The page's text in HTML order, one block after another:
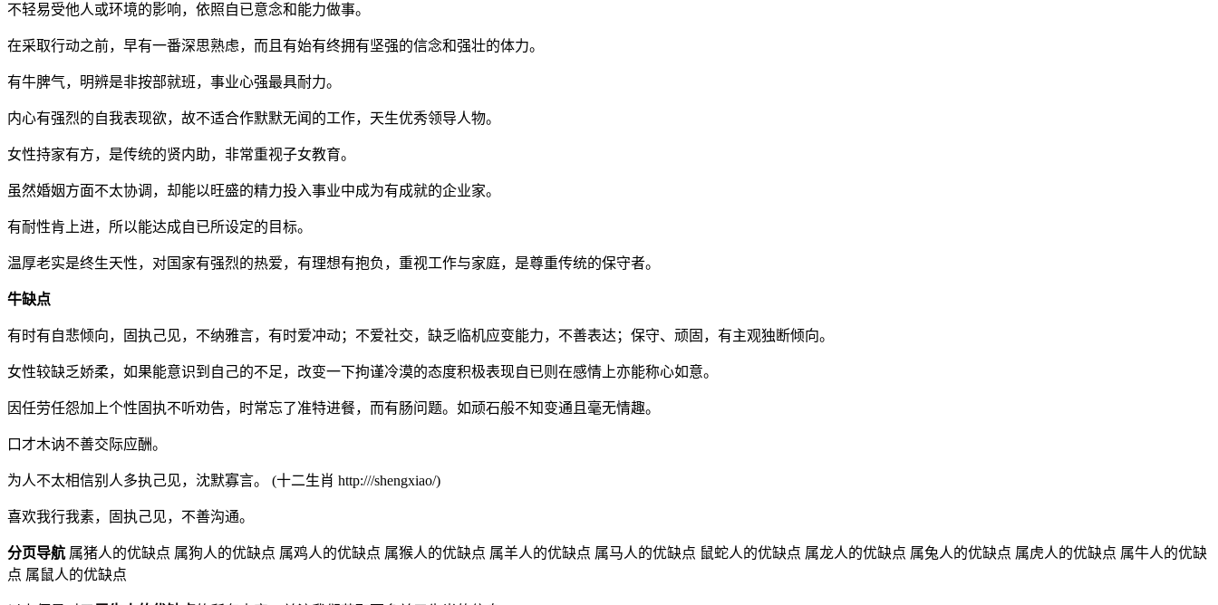
不轻易受他人或环境的影响，依照自已意念和能力做事。
在采取行动之前，早有一番深思熟虑，而且有始有终拥有坚强的信念和强壮的体力。
有牛脾气，明辨是非按部就班，事业心强最具耐力。
内心有强烈的自我表现欲，故不适合作默默无闻的工作，天生优秀领导人物。
女性持家有方，是传统的贤内助，非常重视子女教育。
虽然婚姻方面不太协调，却能以旺盛的精力投入事业中成为有成就的企业家。
有耐性肯上进，所以能达成自已所设定的目标。
温厚老实是终生天性，对国家有强烈的热爱，有理想有抱负，重视工作与家庭，是尊重传统的保守者。
牛缺点
有时有自悲倾向，固执己见，不纳雅言，有时爱冲动；不爱社交，缺乏临机应变能力，不善表达；保守、顽固，有主观独断倾向。
女性较缺乏娇柔，如果能意识到自己的不足，改变一下拘谨冷漠的态度积极表现自已则在感情上亦能称心如意。
因任劳任怨加上个性固执不听劝告，时常忘了准特进餐，而有肠问题。如顽石般不知变通且毫无情趣。
口才木讷不善交际应酬。
为人不太相信别人多执己见，沈默寡言。 (十二生肖 http:///shengxiao/)
喜欢我行我素，固执己见，不善沟通。
分页导航 属猪人的优缺点 属狗人的优缺点 属鸡人的优缺点 属猴人的优缺点 属羊人的优缺点 属马人的优缺点 鼠蛇人的优缺点 属龙人的优缺点 属兔人的优缺点 属虎人的优缺点 属牛人的优缺
点 属鼠人的优缺点